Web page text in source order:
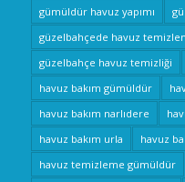
gümüldür havuz yapımı
güzelbahçede havuz
güzelbahçe havuz temizliği
havuz bakım gümüldür
havuz bakım narlıdere
havuz bakım urla
havuz
havuz temizleme gümüldür